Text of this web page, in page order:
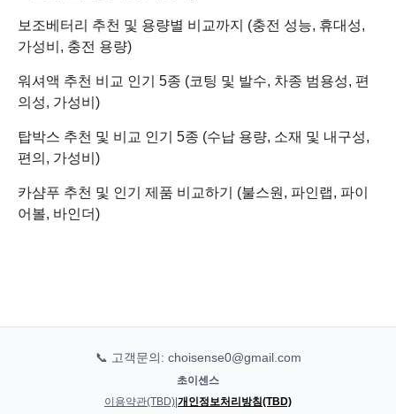
보조베터리 추천 및 용량별 비교까지 (충전 성능, 휴대성,
가성비, 충전 용량)
워셔액 추천 비교 인기 5종 (코팅 및 발수, 차종 범용성, 편
의성, 가성비)
탑박스 추천 및 비교 인기 5종 (수납 용량, 소재 및 내구성,
편의, 가성비)
카샴푸 추천 및 인기 제품 비교하기 (불스원, 파인랩, 파이
어볼, 바인더)
📞 고객문의: choisense0@gmail.com
초이센스
이용약관(TBD) 개인정보처리방침(TBD)